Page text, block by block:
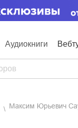
Аудиокниги
Максим Юрьевич